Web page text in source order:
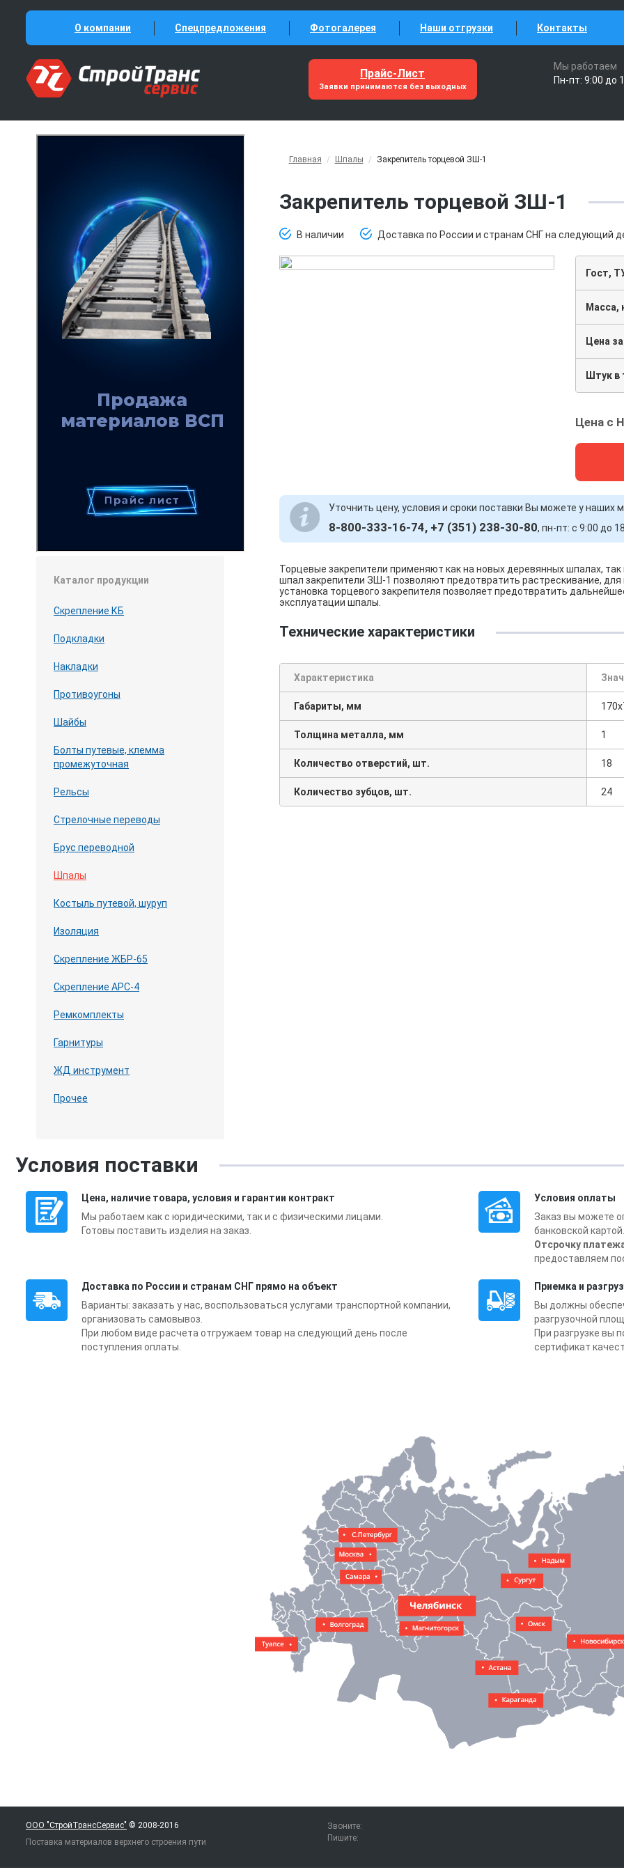
О компании Спецпредложения Фотогалерея Наши отгрузки Контакты
Прайс-Лист
Заявки принимаются без выходных
Мы работаем
Пн-пт: 9:00 до
Каталог продукции
Скрепление КБ
Подкладки
Накладки
Противоугоны
Шайбы
Болты путевые, клемма
промежуточная
Рельсы
Стрелочные переводы
Брус переводной
Шпалы
Костыль путевой, шуруп
Изоляция
Скрепление ЖБР-65
Скрепление АРС-4
Ремкомплекты
Гарнитуры
ЖД инструмент
Прочее
Главная / Шпалы / Закрепитель торцевой ЗШ-1
Закрепитель торцевой ЗШ-1
В наличии Доставка по России и странам СНГ на следующий
Гост,
Масса,
Цена
Штук в
Цена с
Уточнить цену, условия и сроки поставки Вы можете у наших
8-800-333-16-74, +7 (351) 238-30-80, пн-пт: с 9:00 до
Торцевые закрепители применяют как на новых деревянных шпалах,
шпал закрепители ЗШ-1 позволяют предотвратить растрескивание,
установка торцевого закрепителя позволяет предотвратить
эксплуатации шпалы.
Технические характеристики
Характеристика
Габариты, мм
Толщина металла, мм 1
Количество отверстий, шт. 18
Количество зубцов, шт. 24
Условия поставки
Цена, наличие товара, условия и гарантии контракт
Мы работаем как с юридическими, так и с физическими лицами.
Готовы поставить изделия на заказ.
Условия оплаты
Заказ вы можете
банковской картой.
Отсрочку
предоставляем
Доставка по России и странам СНГ прямо на объект
Варианты: заказать у нас, воспользоваться услугами транспортной компании,
организовать самовывоз.
При любом виде расчета отгружаем товар на следующий день после
поступления оплаты.
Приемка и
Вы должны
разгрузочной
При разгрузке вы
сертификат
ООО "СтройТрансСервис" © 2008-2016
Поставка материалов верхнего строения пути
Звоните:
Пишите: